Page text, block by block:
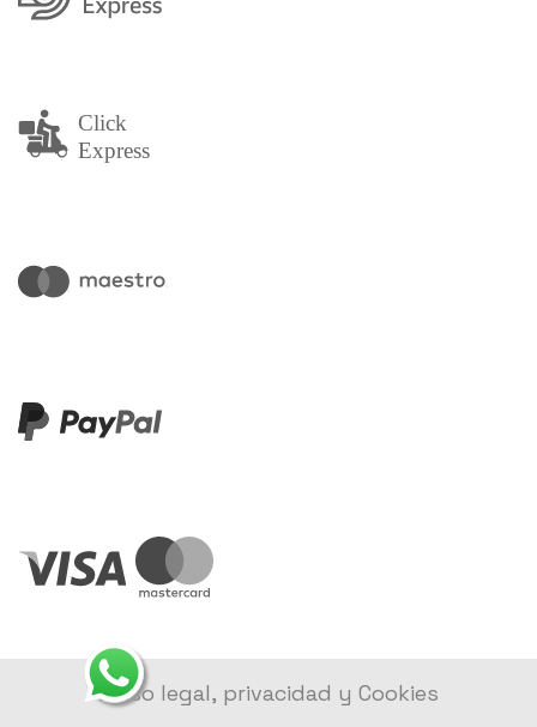
Aviso legal, privacidad y Cookies